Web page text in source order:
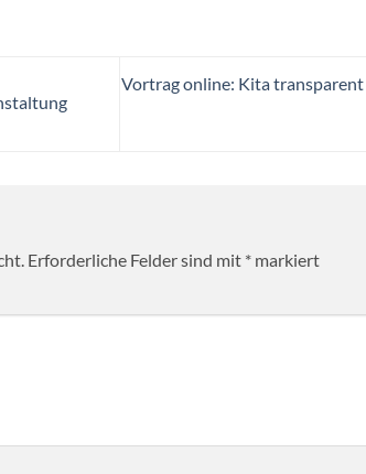
Vortrag online: Kita
Erforderliche Felder sind mit * markiert